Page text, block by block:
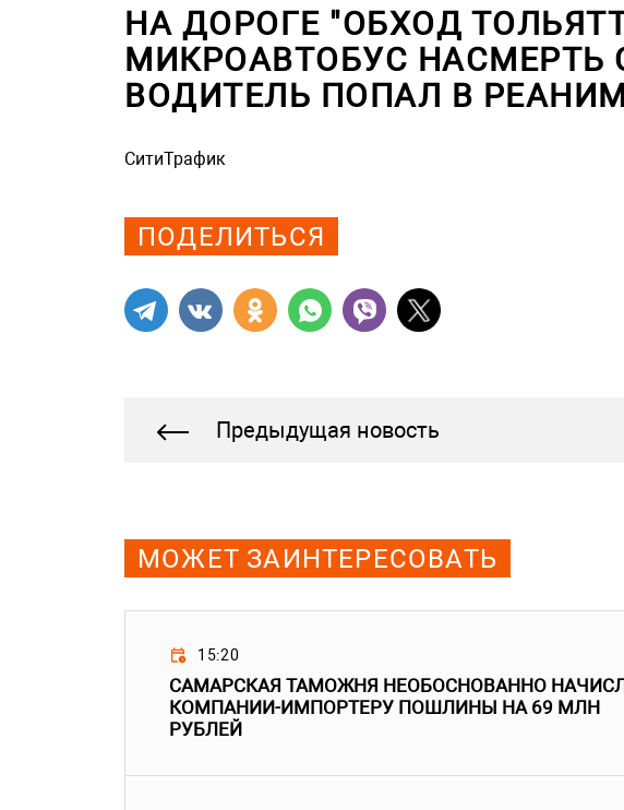
НА ДОРОГЕ "ОБХОД
МИКРОАВТОБУС НАСМЕРТЬ
ВОДИТЕЛЬ ПОПАЛ В
СитиТрафик
ПОДЕЛИТЬСЯ
Предыдущая новость
МОЖЕТ ЗАИНТЕРЕСОВАТЬ
15:20
САМАРСКАЯ ТАМОЖНЯ НЕОБОСНОВАННО
КОМПАНИИ-ИМПОРТЕРУ ПОШЛИНЫ НА 69 МЛН
РУБЛЕЙ